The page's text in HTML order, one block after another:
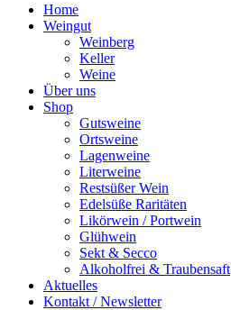
Home
Weingut
Weinberg
Keller
Weine
Über uns
Shop
Gutsweine
Ortsweine
Lagenweine
Literweine
Restsüßer Wein
Edelsüße Raritäten
Likörwein / Portwein
Glühwein
Sekt & Secco
Alkoholfrei & Traubensaft
Aktuelles
Kontakt / Newsletter